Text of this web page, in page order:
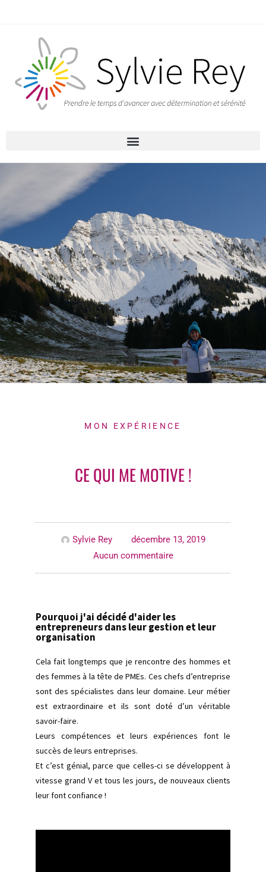
MON EXPÉRIENCE
CE QUI ME MOTIVE !
Sylvie Rey
décembre 13, 2019
Aucun commentaire
Pourquoi j'ai décidé d'aider les
entrepreneurs dans leur gestion et leur
organisation
Cela fait longtemps que je rencontre des hommes et
des femmes à la tête de PMEs. Ces chefs d’entreprise
sont des spécialistes dans leur domaine. Leur métier
est extraordinaire et ils sont doté d’un véritable
savoir-faire.
Leurs compétences et leurs expériences font le
succès de leurs entreprises.
Et c’est génial, parce que celles-ci se développent à
vitesse grand V et tous les jours, de nouveaux clients
leur font confiance !